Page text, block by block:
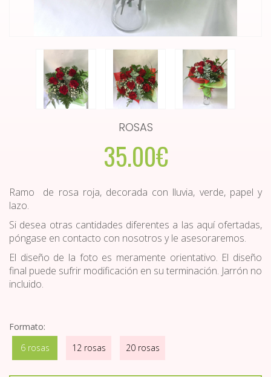
ROSAS
35.00€
Ramo de rosa roja, decorada con lluvia, verde, papel y
lazo.
Si desea otras cantidades diferentes a las aquí ofertadas,
póngase en contacto con nosotros y le asesoraremos.
El diseño de la foto es meramente orientativo. El diseño
final puede sufrir modificación en su terminación. Jarrón no
incluido.
Formato:
6 rosas
12 rosas 20 rosas